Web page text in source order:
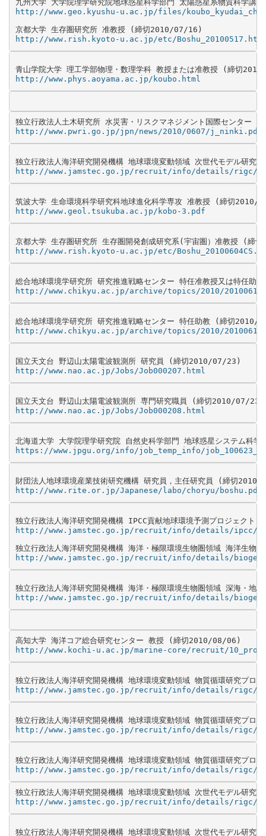
http://www.geo.kyushu-u.ac.jp/files/
http://www.rish.kyoto-u.ac.jp/etc/
http://www.phys.aoyama.ac.jp/koubo.html
http://www.pwri.go.jp/jpn/news/2010/0607/j_ninki.pdf
http://www.jamstec.go.jp/recruit/info/details/rigc/
http://www.geol.tsukuba.ac.jp/kobo-3.pdf
http://www.rish.kyoto-u.ac.jp/etc/
http://www.chikyu.ac.jp/archive/topics/2010/
http://www.chikyu.ac.jp/archive/topics/2010/
http://www.nao.ac.jp/Jobs/Job000207.html
http://www.nao.ac.jp/Jobs/Job000208.html
https://www.jpgu.org/info/job_temp_info/
http://www.rite.or.jp/Japanese/labo/choryu/boshu.pdf
http://www.jamstec.go.jp/recruit/info/details/ipcc/
http://www.jamstec.go.jp/recruit/info/details/
http://www.jamstec.go.jp/recruit/info/details/biogeos/
http://www.kochi-u.ac.jp/marine-core/recruit/
http://www.jamstec.go.jp/recruit/info/details/rigc/
http://www.jamstec.go.jp/recruit/info/details/rigc/
http://www.jamstec.go.jp/recruit/info/details/rigc/
http://www.jamstec.go.jp/recruit/info/details/rigc/